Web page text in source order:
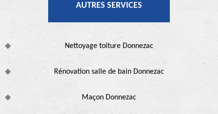
AUTRES SERVICES
Nettoyage toiture Donnezac
Rénovation salle de bain Donnezac
Maçon Donnezac